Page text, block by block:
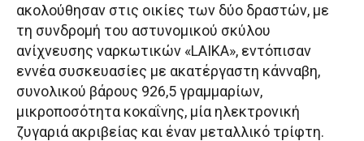
ακολούθησαν στις οικίες των δύο δραστών, με
τη συνδρομή του αστυνομικού σκύλου
ανίχνευσης ναρκωτικών «LAIKA», εντόπισαν
εννέα συσκευασίες με ακατέργαστη κάνναβη,
συνολικού βάρους 926,5 γραμμαρίων,
μικροποσότητα κοκαΐνης, μία ηλεκτρονική
ζυγαριά ακριβείας και έναν μεταλλικό τρίφτη.